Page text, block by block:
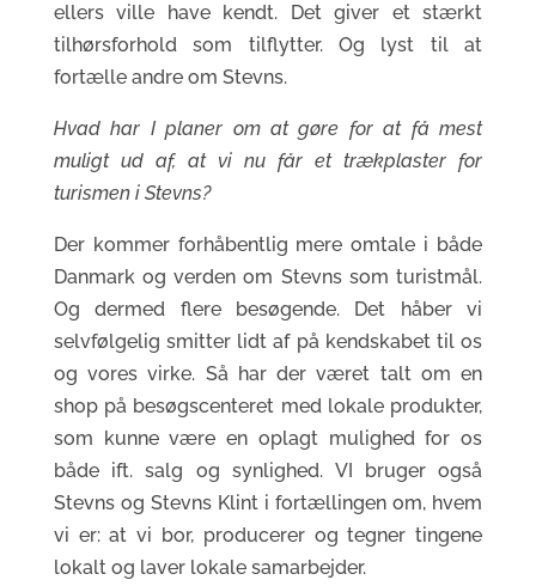
ellers ville have kendt. Det giver et stærkt
tilhørsforhold som tilflytter. Og lyst til at
fortælle andre om Stevns.
Hvad har I planer om at gøre for at få mest
muligt ud af, at vi nu får et trækplaster for
turismen i Stevns?
Der kommer forhåbentlig mere omtale i både
Danmark og verden om Stevns som turistmål.
Og dermed flere besøgende. Det håber vi
selvfølgelig smitter lidt af på kendskabet til os
og vores virke. Så har der været talt om en
shop på besøgscenteret med lokale produkter,
som kunne være en oplagt mulighed for os
både ift. salg og synlighed. VI bruger også
Stevns og Stevns Klint i fortællingen om, hvem
vi er: at vi bor, producerer og tegner tingene
lokalt og laver lokale samarbejder.